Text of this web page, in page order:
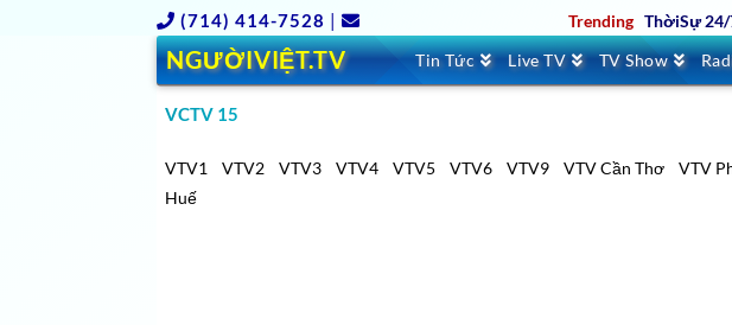
(714) 414-7528 | Trending ThờiSự 24/
NGƯỜIVIỆT.TV Tin Tức Live TV TV Show
VCTV 15
VTV1 VTV2 VTV3 VTV4 VTV5 VTV6 VTV9 VTV Cần Thơ VTV
Huế